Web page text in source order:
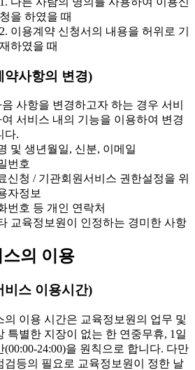
청을 하였을 때
2. 이용계약 신청서의 내용을 허위로 기
재하였을 때
약사항의 변경)
사항을 변경하고자 하는 경우 서비
서비스 내의 기능을 이용하여 변경
다.
및 생년월일, 신분, 이메일
번호
신청 / 기관회원서비스 권한설정을 위
자정보
번호 등 개인 연락처
교육정보원이 인정하는 경미한 사항
의 이용
비스 이용시간)
의 이용 시간은 교육정보원의 업무 및
특별한 지장이 없는 한 연중무휴, 1일
(00:00-24:00)을 원칙으로 합니다. 다만
검등의 필요로 교육정보원이 정한 날